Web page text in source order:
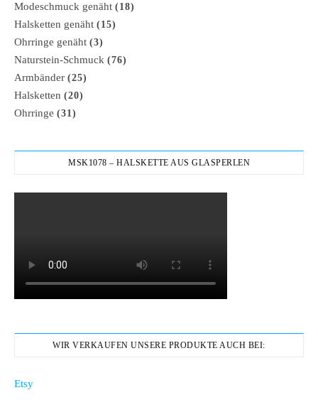
Modeschmuck genäht (18)
Halsketten genäht (15)
Ohrringe genäht (3)
Naturstein-Schmuck (76)
Armbänder (25)
Halsketten (20)
Ohrringe (31)
MSK1078 – HALSKETTE AUS GLASPERLEN
WIR VERKAUFEN UNSERE PRODUKTE AUCH BEI:
Etsy